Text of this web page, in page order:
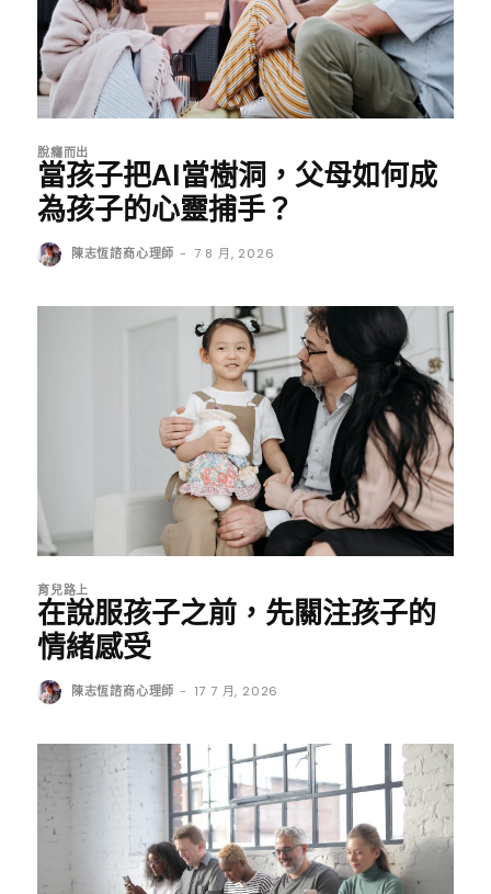
脫癮而出
當孩子把AI當樹洞，父母如何成
為孩子的心靈捕手？
陳志恆諮商心理師 - 7 8 月, 2026
育兒路上
在說服孩子之前，先關注孩子的
情緒感受
陳志恆諮商心理師 - 17 7 月, 2026